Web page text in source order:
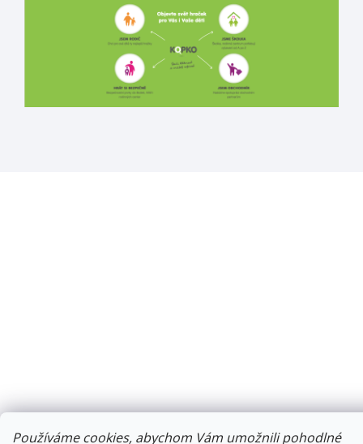
Používáme cookies, abychom Vám umožnili pohodlné